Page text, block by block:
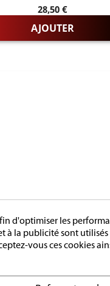
Prix
28,50 €
AJOUTER
d'optimiser les
à la publicité sont
vous ces cookies